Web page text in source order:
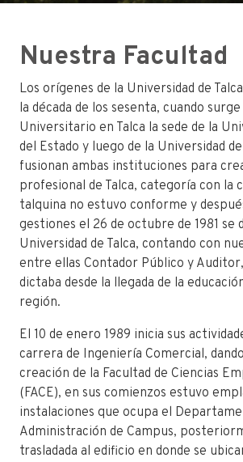
Nuestra Facultad
Los orígenes de la Universidad de
la década de los sesenta, cuando
Universitario en Talca la sede de la
del Estado y luego de la Universidad de
fusionan ambas instituciones para
profesional de Talca, categoría con la
talquina no estuvo conforme y
gestiones el 26 de octubre de 1981 se
Universidad de Talca, contando con
entre ellas Contador Público y
dictaba desde la llegada de la
región.
El 10 de enero 1989 inicia sus
carrera de Ingeniería Comercial,
creación de la Facultad de Ciencias
(FACE), en sus comienzos estuvo
instalaciones que ocupa el
Administración de Campus,
trasladada al edificio en donde se